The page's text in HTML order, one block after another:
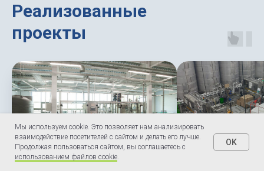
Мы используем cookie. Это позволяет нам анализировать
взаимодействие посетителей с сайтом и делать его лучше.
Продолжая пользоваться сайтом, вы соглашаетесь с
использованием файлов cookie.
OK
Реализованные
проекты